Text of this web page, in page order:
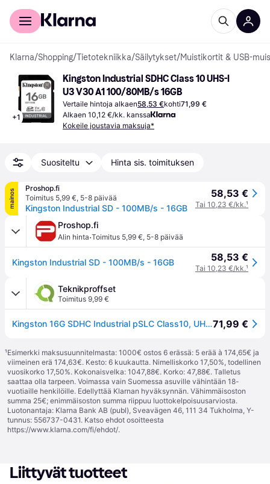
Kuluttajille
Klarna/Shopping/Tietotekniikka/Säilytykset/Muistikortit & USB-
+1
Kingston Industrial SDHC Class 10 UHS-I
U3 V30 A1 100/80MB/s 16GB
Vertaile hintoja alkaen58,53 €kohti71,99 €
Alkaen 10,12 €/kk. kanssa
Kokeile joustavia maksuja*
Suositeltu Hinta sis. toimituksen
mainos
Proshop.fi
Toimitus 5,99 €, 5-8 päivää
Kingston Industrial SD - 100MB/s - 16GB
58,53 €
Tai 10,23 €/kk.¹
Proshop.fi
Alin hinta·Toimitus 5,99 €, 5-8 päivää
Kingston Industrial SD - 100MB/s - 16GB 58,53 €
Tai 10,23 €/kk.¹
Teknikproffset
Toimitus 9,99 €
Kingston 16G SDHC Industrial pSLC Class10, UHS-I,U3,V30, A1 SD-Card71,99 €
¹Esimerkki maksusuunnitelmasta: 1000€ ostos 6 erässä: 5 erää à 174,65€ ja
viimeinen erä 174,63€. Kesto: 6 kuukautta. Nimelliskorko 17,50%, todellinen
vuosikorko 17,50%. Kokonaisvelka: 1047,88€. Korko: 47,88€. Talletus
saattaa olla tarpeen. Voimassa vain Suomessa asuville vähintään 18-
vuotiaille henkilöille. Edellyttää Klarnan hyväksynnän. Vähimmäisoston
summa 25€; enimmäisoston summa riippuu luottokelpoisuusarviosta.
Luotonantaja: Klarna Bank AB (publ), Sveavägen 46, 111 34 Tukholma, Y-
tunnus: 556737-0431. Katso ehdot osoitteesta
https://www.klarna.com/fi/ehdot/.
Liittyvät tuotteet